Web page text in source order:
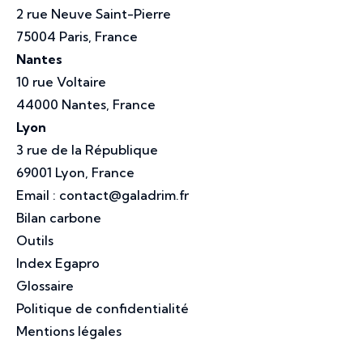
2 rue Neuve Saint-Pierre
75004 Paris, France
Nantes
10 rue Voltaire
44000 Nantes, France
Lyon
3 rue de la République
69001 Lyon, France
Email : contact@galadrim.fr
Bilan carbone
Outils
Index Egapro
Glossaire
Politique de confidentialité
Mentions légales